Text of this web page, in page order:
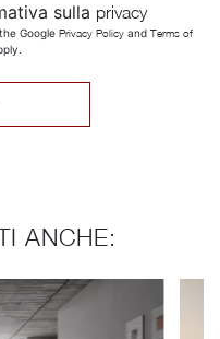
sulla privacy
Google Privacy Policyand Terms of
ANCHE: